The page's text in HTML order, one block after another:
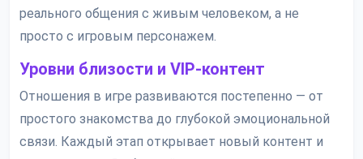
реального общения с живым человеком, а не
просто с игровым персонажем.
Уровни близости и VIP-контент
Отношения в игре развиваются постепенно — от
простого знакомства до глубокой эмоциональной
связи. Каждый этап открывает новый контент и